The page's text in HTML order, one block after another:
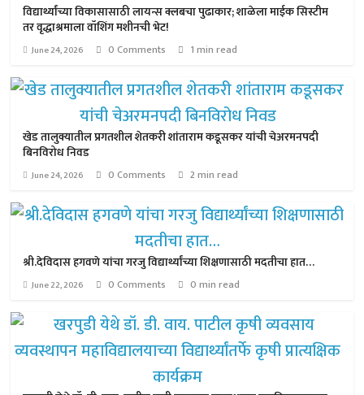
विद्यार्थ्यांच्या विकासासाठी लायन्स क्लबचा पुढाकार; शाळेला माईक सिस्टीम
तर वृद्धाश्रमाला वॉशिंग मशीनची भेट!
June 24, 2026 0 Comments 1 min read
खेड तालुक्यातील प्रगतशील शेतकरी शांताराम कडूसकर यांची चेअरमनपदी
बिनविरोध निवड
June 24, 2026 0 Comments 2 min read
श्री.देविदास हगवणे यांचा गरजु विद्यार्थ्यांच्या शिक्षणासाठी मदतीचा हात…
June 22, 2026 0 Comments 0 min read